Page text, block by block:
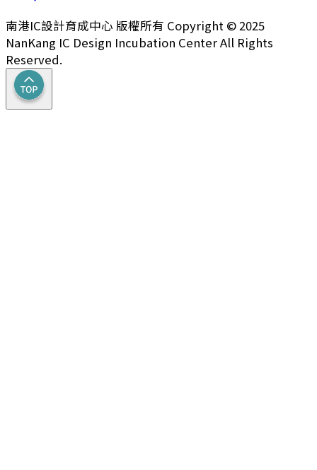
南港IC設計育成中心 版權所有 Copyright © 2025
NanKang IC Design Incubation Center All Rights
Reserved.